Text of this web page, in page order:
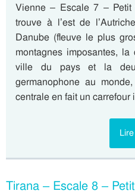
Vienne – Escale 7 –
trouve à l’est de
Danube (fleuve le plus
montagnes imposantes,
ville du pays et la
germanophone au
centrale en fait un
Tirana – Escale 8 –